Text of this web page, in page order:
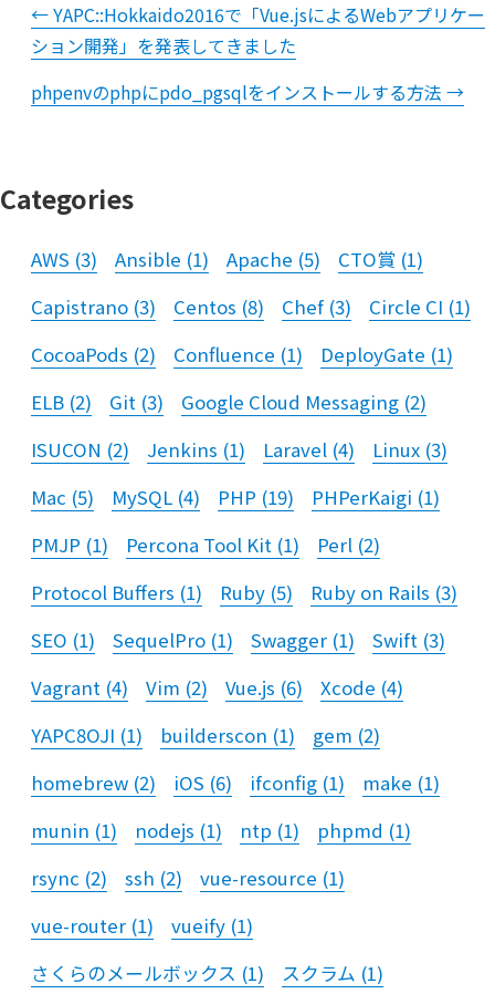
←YAPC::Hokkaido2016で「Vue.jsによるWebアプリケー
ション開発」を発表してきました
phpenvのphpにpdo_pgsqlをインストールする方法 →
Categories
AWS (3) Ansible (1) Apache (5) CTO賞 (1)
Capistrano (3) Centos (8) Chef (3) Circle CI (1)
CocoaPods (2) Confluence (1) DeployGate (1)
ELB (2) Git (3) Google Cloud Messaging (2)
ISUCON (2) Jenkins (1) Laravel (4) Linux (3)
Mac (5) MySQL (4) PHP (19) PHPerKaigi (1)
PMJP (1) Percona Tool Kit (1) Perl (2)
Protocol Buffers (1) Ruby (5) Ruby on Rails (3)
SEO (1) SequelPro (1) Swagger (1) Swift (3)
Vagrant (4) Vim (2) Vue.js (6) Xcode (4)
YAPC8OJI (1) builderscon (1) gem (2)
homebrew (2) iOS (6) ifconfig (1) make (1)
munin (1) nodejs (1) ntp (1) phpmd (1)
rsync (2) ssh (2) vue-resource (1)
vue-router (1) vueify (1)
さくらのメールボックス (1) スクラム (1)